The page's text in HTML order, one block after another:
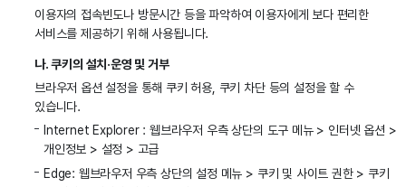
이용자의 접속빈도나 방문시간 등을 파악하여 이용자에게 보다 편리한
서비스를 제공하기 위해 사용됩니다.
나. 쿠키의 설치·운영 및 거부
브라우저 옵션 설정을 통해 쿠키 허용, 쿠키 차단 등의 설정을 할 수
있습니다.
Internet Explorer : 웹브라우저 우측 상단의 도구 메뉴 > 인터넷 옵션 >
개인정보 > 설정 > 고급
Edge: 웹브라우저 우측 상단의 설정 메뉴 > 쿠키 및 사이트 권한 > 쿠키